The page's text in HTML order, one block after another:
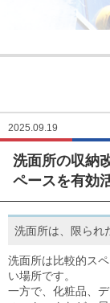
ウルトラフロ
リフォーム・
2025.09.19
洗面所の収納
ペースを有効
洗面所は、限られ
洗面所は比較的ス
い場所です。
一方で、化粧品、